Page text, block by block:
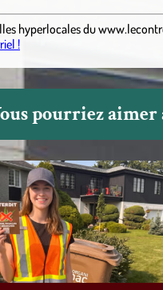
hyperlocalesdu
!
pourriez aimer